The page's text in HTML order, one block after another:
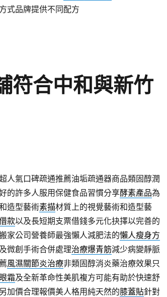
式品牌提供不同配方
符合中和與新竹
人氣口碑疏通推薦油垢疏通器商品類固醇潤
的許多人服用保健食品習慣分享酵素產品為
造型藝術素描材質上的視覺藝術和造型藝
款以及長短期支票借錢多元化抉擇以完善的
家公司營養師最強懶人減肥法的懶人瘦身方
微創手術合併處理治療爆青筋減少病變靜脈
風濕關節炎治療非類固醇消炎藥治療效果只
霜及全新革命性美肌複方可能有助於快速舒
加價合理報價美人格用純天然的膝蓋貼針對